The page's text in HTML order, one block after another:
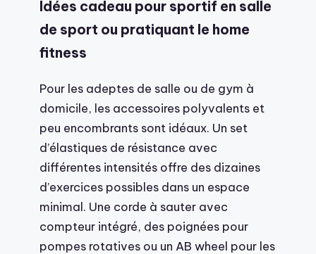
Idées cadeau pour sportif en salle
de sport ou pratiquant le home
fitness
Pour les adeptes de salle ou de gym à
domicile, les accessoires polyvalents et
peu encombrants sont idéaux. Un set
d’élastiques de résistance avec
différentes intensités offre des dizaines
d’exercices possibles dans un espace
minimal. Une corde à sauter avec
compteur intégré, des poignées pour
pompes rotatives ou un AB wheel pour les